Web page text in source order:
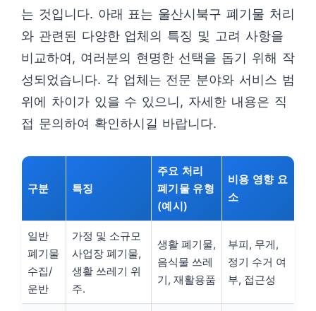
는 것입니다. 아래 표는 울산시북구 폐기물 처리
와 관련된 다양한 업체의 특징 및 고려 사항을
비교하여, 여러분의 현명한 선택을 돕기 위해 작
성되었습니다. 각 업체는 전문 분야와 서비스 범
위에 차이가 있을 수 있으니, 자세한 내용은 직
접 문의하여 확인하시길 바랍니다.
구분 특징
주요 처리
폐기물 유형
(예시)
비용 영향 요
소
일반
폐기물
수집/
운반
가정 및 소규모
사업장 폐기물,
생활 쓰레기 위
주.
생활 폐기물,
음식물 쓰레
기, 재활용품
부피, 무게,
정기 수거 여
부, 접근성